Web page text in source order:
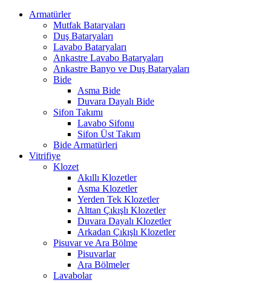
Armatürler
Mutfak Bataryaları
Duş Bataryaları
Lavabo Bataryaları
Ankastre Lavabo Bataryaları
Ankastre Banyo ve Duş Bataryaları
Bide
Asma Bide
Duvara Dayalı Bide
Sifon Takımı
Lavabo Sifonu
Sifon Üst Takım
Bide Armatürleri
Vitrifiye
Klozet
Akıllı Klozetler
Asma Klozetler
Yerden Tek Klozetler
Alttan Çıkışlı Klozetler
Duvara Dayalı Klozetler
Arkadan Çıkışlı Klozetler
Pisuvar ve Ara Bölme
Pisuvarlar
Ara Bölmeler
Lavabolar